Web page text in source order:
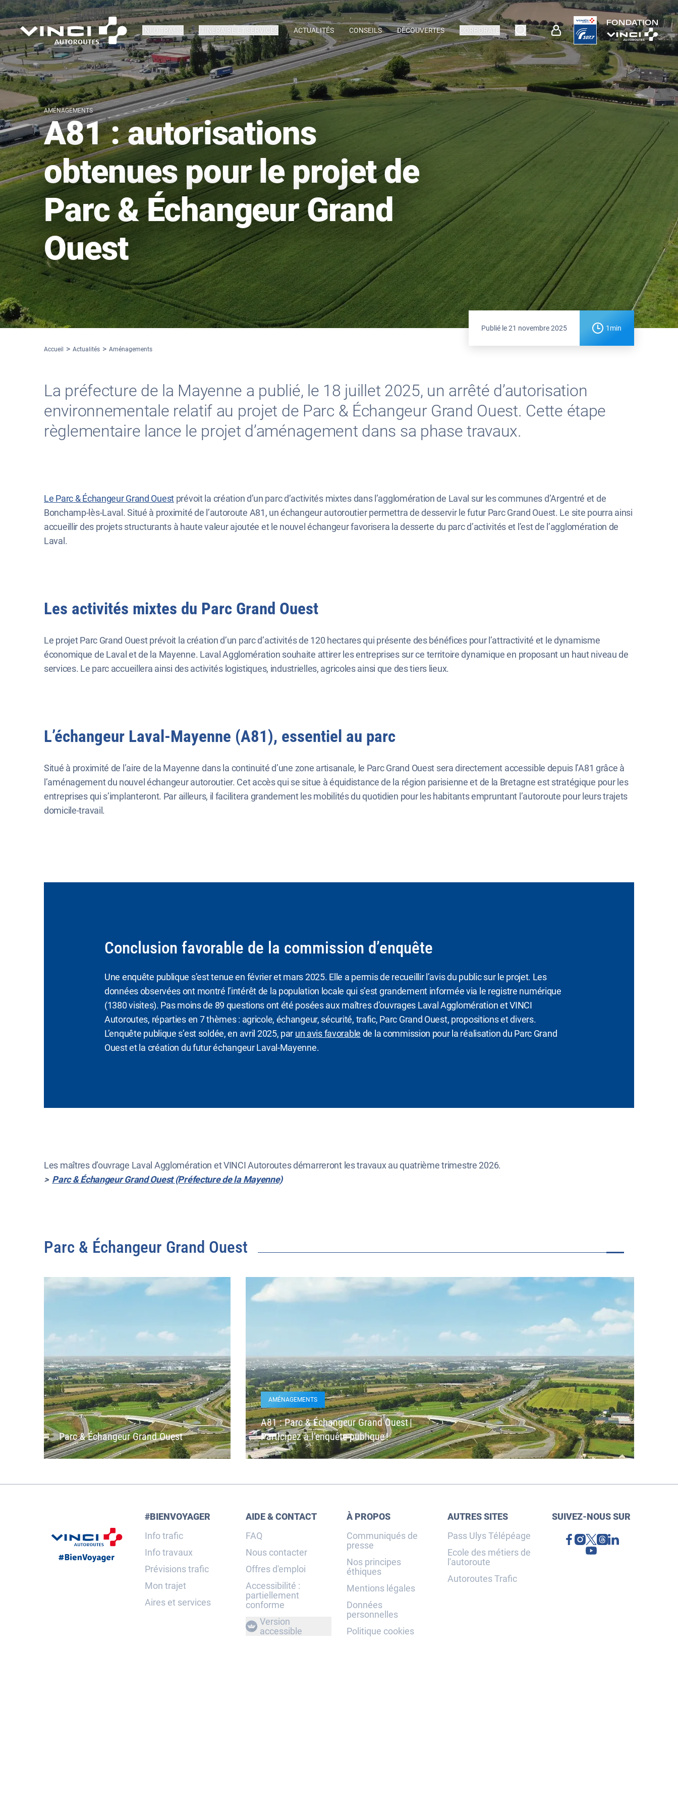
INFO TRAFIC ITINÉRAIRE ET SERVICES ACTUALITÉS CONSEILS DÉCOUVERTES CORPORATE
AMÉNAGEMENTS
A81 : autorisations
obtenues pour le projet de
Parc & Échangeur Grand
Ouest
Publié le21 novembre 2025 1min
Accueil Actualités Aménagements
La préfecture de la Mayenne a publié, le 18 juillet 2025, un arrêté d’autorisation
environnementale relatif au projet de Parc & Échangeur Grand Ouest. Cette étape
règlementaire lance le projet d’aménagement dans sa phase travaux.
Le Parc & Échangeur Grand Ouest prévoit la création d’un parc d’activités mixtes dans l’agglomération de Laval sur les communes d’Argentré et de
Bonchamp-lès-Laval. Situé à proximité de l’autoroute A81, un échangeur autoroutier permettra de desservir le futur Parc Grand Ouest. Le site pourra ainsi
accueillir des projets structurants à haute valeur ajoutée et le nouvel échangeur favorisera la desserte du parc d’activités et l’est de l’agglomération de
Laval.
Les activités mixtes du Parc Grand Ouest
Le projet Parc Grand Ouest prévoit la création d’un parc d’activités de 120 hectares qui présente des bénéfices pour l’attractivité et le dynamisme
économique de Laval et de la Mayenne. Laval Agglomération souhaite attirer les entreprises sur ce territoire dynamique en proposant un haut niveau de
services. Le parc accueillera ainsi des activités logistiques, industrielles, agricoles ainsi que des tiers lieux.
L’échangeur Laval-Mayenne (A81), essentiel au parc
Situé à proximité de l’aire de la Mayenne dans la continuité d’une zone artisanale, le Parc Grand Ouest sera directement accessible depuis l’A81 grâce à
l’aménagement du nouvel échangeur autoroutier. Cet accès qui se situe à équidistance de la région parisienne et de la Bretagne est stratégique pour les
entreprises qui s’implanteront. Par ailleurs, il facilitera grandement les mobilités du quotidien pour les habitants empruntant l’autoroute pour leurs trajets
domicile-travail.
Conclusion favorable de la commission d’enquête
Une enquête publique s’est tenue en février et mars 2025. Elle a permis de recueillir l’avis du public sur le projet. Les
données observées ont montré l’intérêt de la population locale qui s’est grandement informée via le registre numérique
(1380 visites). Pas moins de 89 questions ont été posées aux maîtres d’ouvrages Laval Agglomération et VINCI
Autoroutes, réparties en 7 thèmes : agricole, échangeur, sécurité, trafic, Parc Grand Ouest, propositions et divers.
L’enquête publique s’est soldée, en avril 2025, par un avis favorable de la commission pour la réalisation du Parc Grand
Ouest et la création du futur échangeur Laval-Mayenne.
Les maîtres d’ouvrage Laval Agglomération et VINCI Autoroutes démarreront les travaux au quatrième trimestre 2026.
> Parc & Échangeur Grand Ouest (Préfecture de la Mayenne)
Parc & Échangeur Grand Ouest
Parc & Échangeur Grand Ouest
AMÉNAGEMENTS
A81 : Parc & Échangeur Grand Ouest |
Participez à l’enquête publique !
#BIENVOYAGER
Info trafic
Info travaux
Prévisions trafic
Mon trajet
Aires et services
AIDE & CONTACT
FAQ
Nous contacter
Offres d'emploi
Accessibilité :
partiellement
conforme
Version
accessible
À PROPOS
Communiqués de
presse
Nos principes
éthiques
Mentions légales
Données
personnelles
Politique cookies
AUTRES SITES
Pass Ulys Télépéage
Ecole des métiers de
l'autoroute
Autoroutes Trafic
SUIVEZ-NOUS SUR